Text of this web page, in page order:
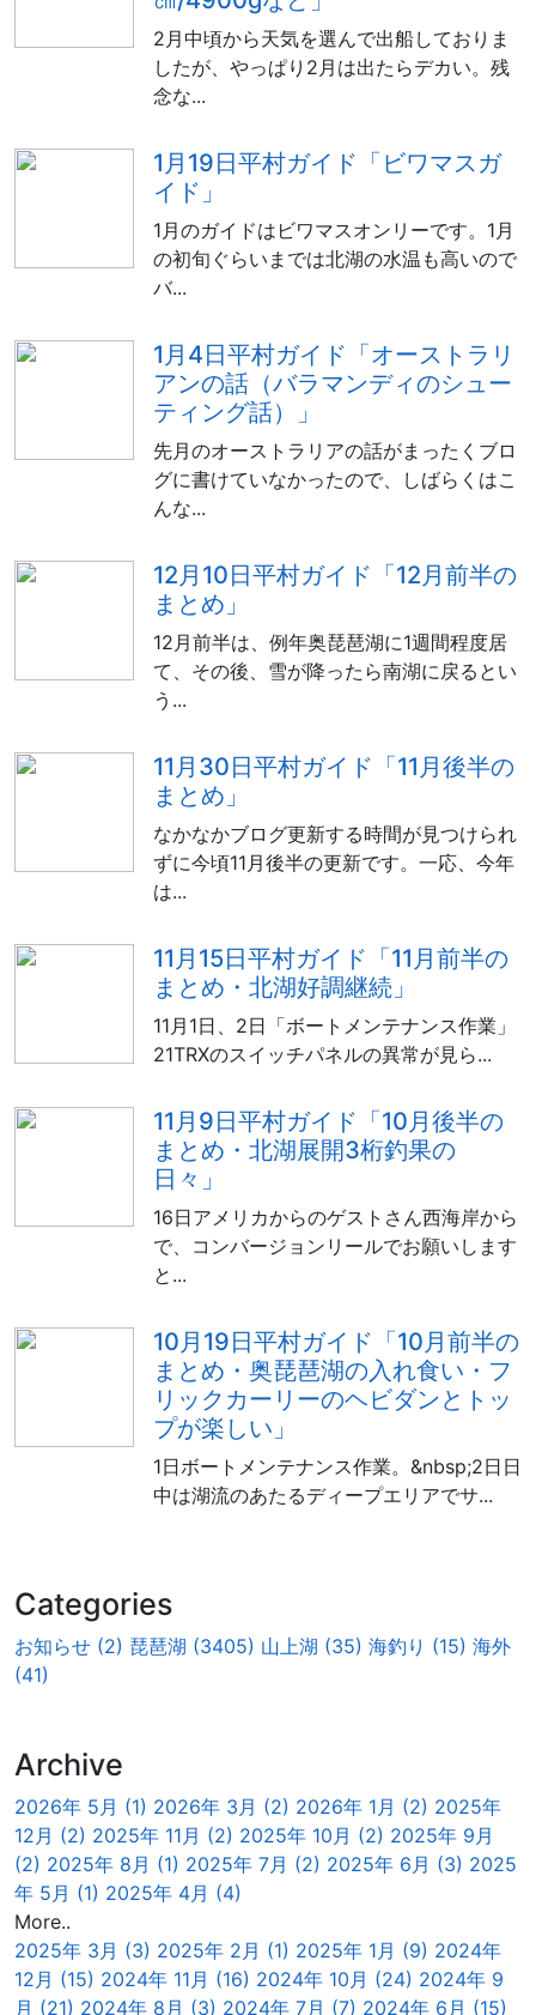
2月中頃から天気を選んで出船しておりま
したが、やっぱり2月は出たらデカい。残
念な...
1月19日平村ガイド「ビワマスガ
イド」
1月のガイドはビワマスオンリーです。1月
の初旬ぐらいまでは北湖の水温も高いので
バ...
1月4日平村ガイド「オーストラリ
アンの話（バラマンディのシュー
ティング話）」
先月のオーストラリアの話がまったくブロ
グに書けていなかったので、しばらくはこ
んな...
12月10日平村ガイド「12月前半の
まとめ」
12月前半は、例年奥琵琶湖に1週間程度居
て、その後、雪が降ったら南湖に戻るとい
う...
11月30日平村ガイド「11月後半の
まとめ」
なかなかブログ更新する時間が見つけられ
ずに今頃11月後半の更新です。一応、今年
は...
11月15日平村ガイド「11月前半の
まとめ・北湖好調継続」
11月1日、2日「ボートメンテナンス作業」
21TRXのスイッチパネルの異常が見ら...
11月9日平村ガイド「10月後半の
まとめ・北湖展開3桁釣果の
日々」
16日アメリカからのゲストさん西海岸から
で、コンバージョンリールでお願いします
と...
10月19日平村ガイド「10月前半の
まとめ・奥琵琶湖の入れ食い・フ
リックカーリーのヘビダンとトッ
プが楽しい」
1日ボートメンテナンス作業。&nbsp;2日日
中は湖流のあたるディープエリアでサ...
Categories
お知らせ (2) 琵琶湖 (3405) 山上湖 (35) 海釣り (15) 海外
(41)
Archive
2026年 5月 (1) 2026年 3月 (2) 2026年 1月 (2) 2025年
12月 (2) 2025年 11月 (2) 2025年 10月 (2) 2025年 9月
(2) 2025年 8月 (1) 2025年 7月 (2) 2025年 6月 (3) 2025
年 5月 (1) 2025年 4月 (4)
More..
2025年 3月 (3) 2025年 2月 (1) 2025年 1月 (9) 2024年
12月 (15) 2024年 11月 (16) 2024年 10月 (24) 2024年 9
月 (21) 2024年 8月 (3) 2024年 7月 (7) 2024年 6月 (15)